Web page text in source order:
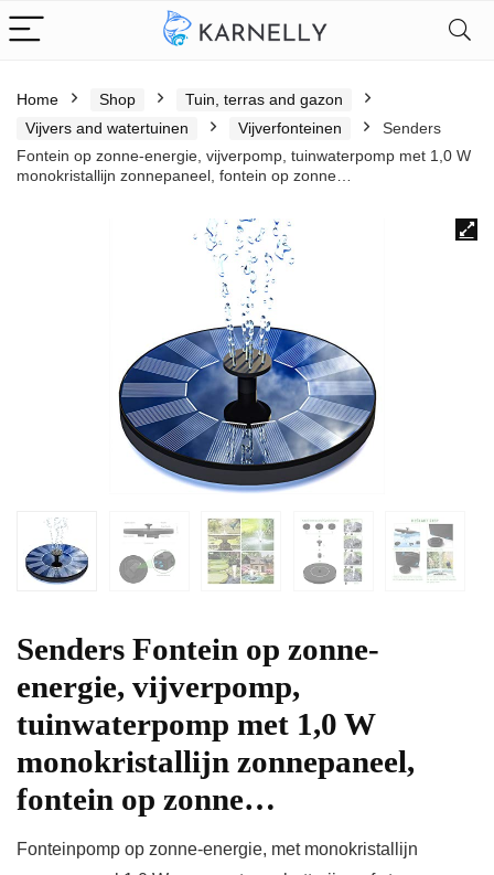
Home Shop
Tuin, terras and gazon
Vijvers and watertuinen
Vijverfonteinen
Senders
Fontein op zonne-energie, vijverpomp, tuinwaterpomp met 1,0 W
monokristallijn zonnepaneel, fontein op zonne…
Senders Fontein op zonne-
energie, vijverpomp,
tuinwaterpomp met 1,0 W
monokristallijn zonnepaneel,
fontein op zonne…
Fonteinpomp op zonne-energie, met monokristallijn